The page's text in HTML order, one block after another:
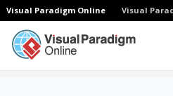
Visual Paradigm Online Visual